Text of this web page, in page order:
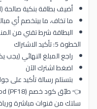
أضيف بطاقة بنكية صالحة (Visa/Mastercard/مدى)
ما تخاف، ما بيتخصم أي
البطاقة شرط تقني من
الخطوة 5: تأكيد الاشتراك
راجع المبلغ النهائي (يجب
اضغط اشترك الآن
بتستلم رسالة تأكيد على
سلتك من قنوات مباشرة